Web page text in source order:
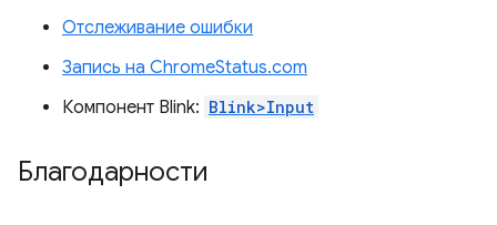
Отслеживание ошибки
Запись на ChromeStatus.com
Компонент Blink: Blink>Input
Благодарности